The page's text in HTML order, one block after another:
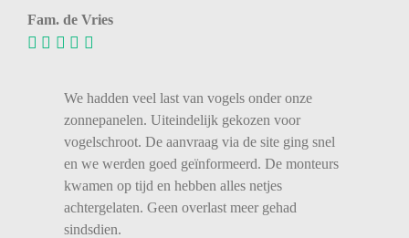
Fam. de Vries
We hadden veel last van vogels onder onze
zonnepanelen. Uiteindelijk gekozen voor
vogelschroot. De aanvraag via de site ging snel
en we werden goed geïnformeerd. De monteurs
kwamen op tijd en hebben alles netjes
achtergelaten. Geen overlast meer gehad
sindsdien.